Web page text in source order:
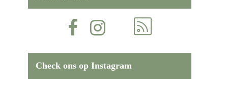
Check ons op Instagram